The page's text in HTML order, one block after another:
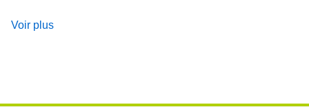
Voir plus